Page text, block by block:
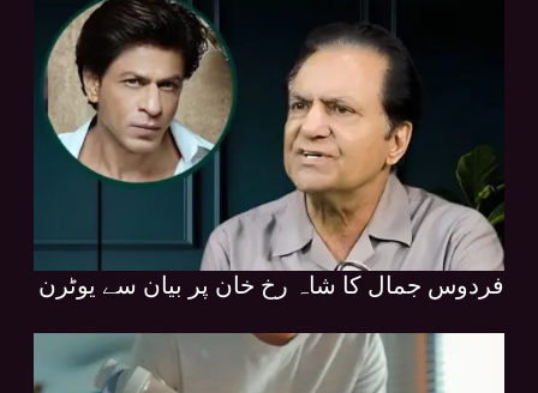
فردوس جمال کا شاہ رخ خان پر بیان سے یوٹرن